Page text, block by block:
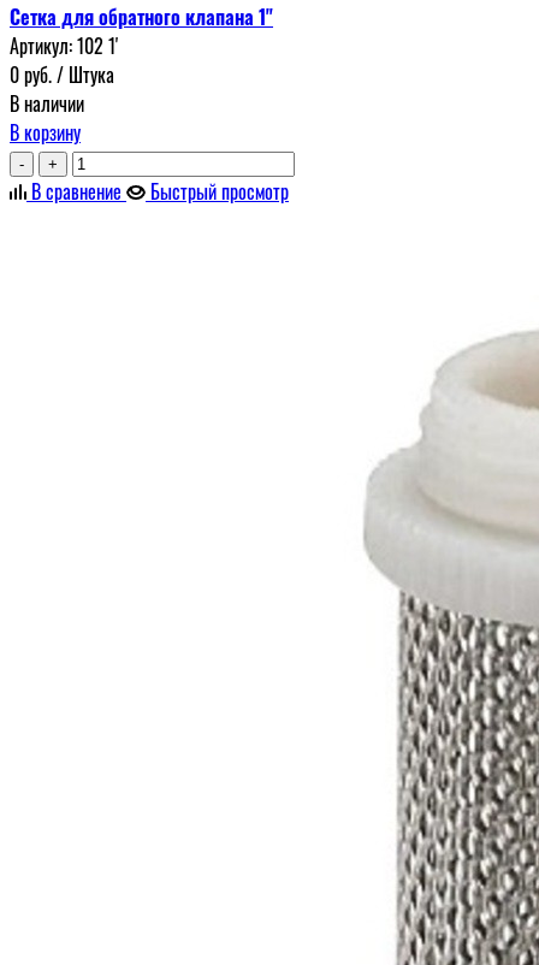
Сетка для обратного клапана 1"
Артикул:102 1'
0руб./ Штука
В наличии
В корзину
- +
В сравнение Быстрый просмотр